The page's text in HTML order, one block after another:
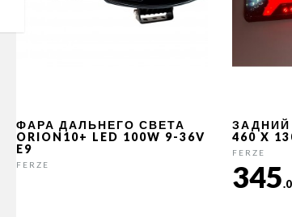
ФАРА ДАЛЬНЕГО СВЕТА
ORION10+ LED 100W 9-36V
E9
FERZE
ЗАДНИЙ
460 X
FERZE
345